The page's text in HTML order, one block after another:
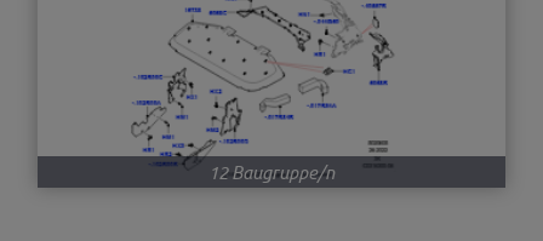
12 Baugruppe/n